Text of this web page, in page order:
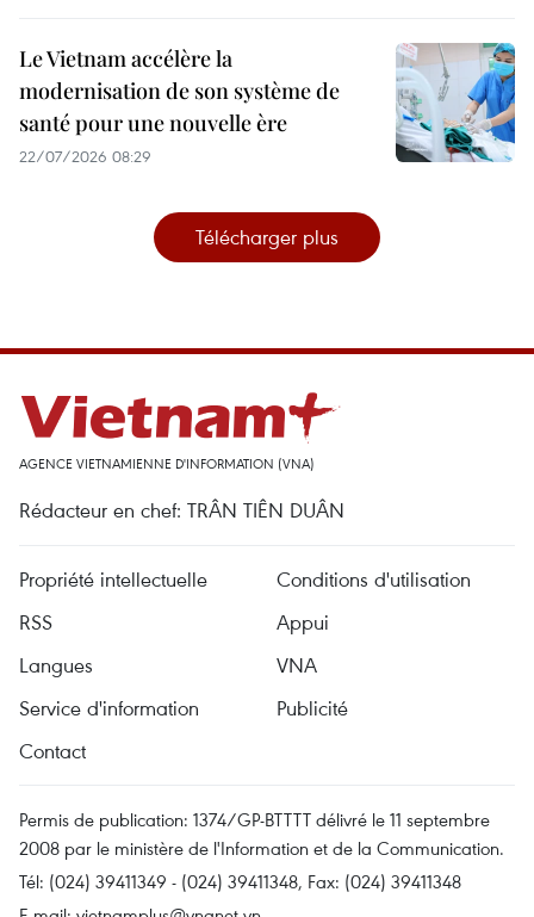
Le Vietnam accélère la
modernisation de son système de
santé pour une nouvelle ère
22/07/2026 08:29
Télécharger plus
AGENCE VIETNAMIENNE D'INFORMATION (VNA)
Rédacteur en chef: TRÂN TIÊN DUÂN
Propriété intellectuelle
Conditions d'utilisation
RSS
Appui
Langues
VNA
Service d'information
Publicité
Contact
Permis de publication: 1374/GP-BTTTT délivré le 11 septembre
2008 par le ministère de l'Information et de la Communication.
Tél: (024) 39411349 - (024) 39411348, Fax: (024) 39411348